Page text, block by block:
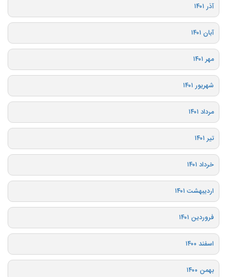
آذر ۱۴۰۱
آبان ۱۴۰۱
مهر ۱۴۰۱
شهریور ۱۴۰۱
مرداد ۱۴۰۱
تیر ۱۴۰۱
خرداد ۱۴۰۱
اردیبهشت ۱۴۰۱
فروردین ۱۴۰۱
اسفند ۱۴۰۰
بهمن ۱۴۰۰